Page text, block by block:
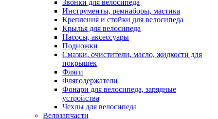
Звонки для велосипеда
Инструменты, ремнаборы, мастика
Крепления и стойки для велосипеда
Крылья для велосипеда
Насосы, аксессуары
Подножки
Смазки, очистители, масло, жидкости для
покрышек
Фляги
Флягодержатели
Фонари для велосипеда, зарядные
устройства
Чехлы для велосипеда
Велозапчасти